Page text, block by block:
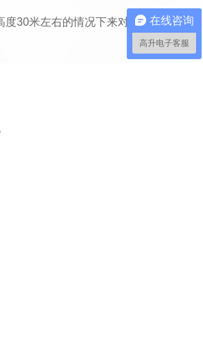
30米左右的情况下来对
在线咨询
高升电子客服